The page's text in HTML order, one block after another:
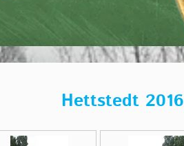
Hettstedt 2016